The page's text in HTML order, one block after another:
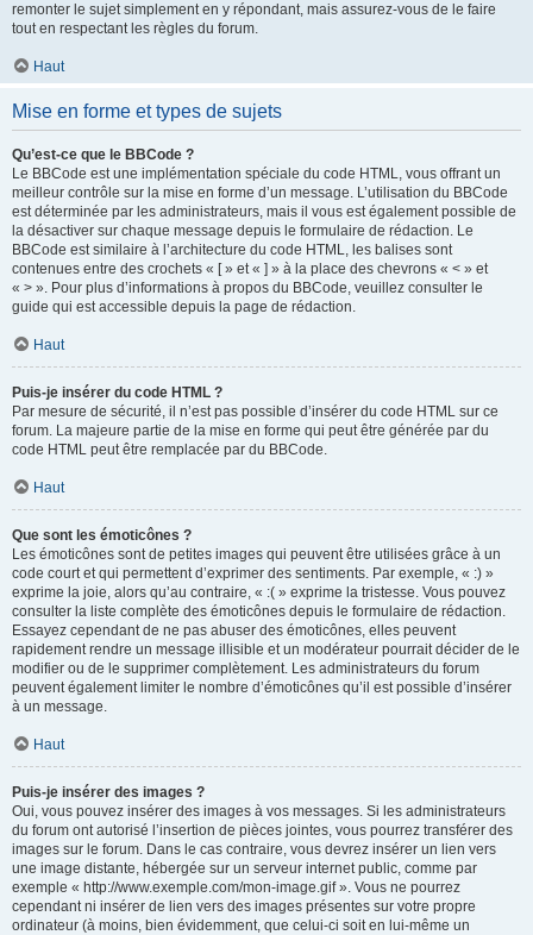
remonter le sujet simplement en y répondant, mais assurez-vous de le faire
tout en respectant les règles du forum.
Haut
Mise en forme et types de sujets
Qu’est-ce que le BBCode ?
Le BBCode est une implémentation spéciale du code HTML, vous offrant un
meilleur contrôle sur la mise en forme d’un message. L’utilisation du BBCode
est déterminée par les administrateurs, mais il vous est également possible de
la désactiver sur chaque message depuis le formulaire de rédaction. Le
BBCode est similaire à l’architecture du code HTML, les balises sont
contenues entre des crochets « [ » et « ] » à la place des chevrons « < » et
« > ». Pour plus d’informations à propos du BBCode, veuillez consulter le
guide qui est accessible depuis la page de rédaction.
Haut
Puis-je insérer du code HTML ?
Par mesure de sécurité, il n’est pas possible d’insérer du code HTML sur ce
forum. La majeure partie de la mise en forme qui peut être générée par du
code HTML peut être remplacée par du BBCode.
Haut
Que sont les émoticônes ?
Les émoticônes sont de petites images qui peuvent être utilisées grâce à un
code court et qui permettent d’exprimer des sentiments. Par exemple, « :) »
exprime la joie, alors qu’au contraire, « :( » exprime la tristesse. Vous pouvez
consulter la liste complète des émoticônes depuis le formulaire de rédaction.
Essayez cependant de ne pas abuser des émoticônes, elles peuvent
rapidement rendre un message illisible et un modérateur pourrait décider de le
modifier ou de le supprimer complètement. Les administrateurs du forum
peuvent également limiter le nombre d’émoticônes qu’il est possible d’insérer
à un message.
Haut
Puis-je insérer des images ?
Oui, vous pouvez insérer des images à vos messages. Si les administrateurs
du forum ont autorisé l’insertion de pièces jointes, vous pourrez transférer des
images sur le forum. Dans le cas contraire, vous devrez insérer un lien vers
une image distante, hébergée sur un serveur internet public, comme par
exemple « http://www.exemple.com/mon-image.gif ». Vous ne pourrez
cependant ni insérer de lien vers des images présentes sur votre propre
ordinateur (à moins, bien évidemment, que celui-ci soit en lui-même un